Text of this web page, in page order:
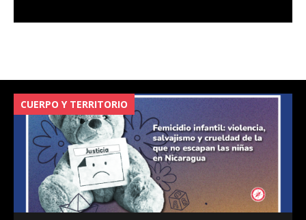
CUERPO Y TERRITORIO